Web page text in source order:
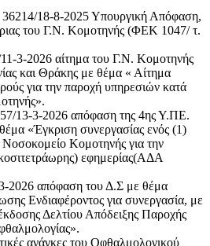
36214/18-8-2025 Υπουργική Απόφαση,
του Γ.Ν. Κομοτηνής (ΦΕΚ 1047/ τ.
3-2026 αίτημα του Γ.Ν. Κομοτηνής
και Θράκης με θέμα « Αίτημα
για την παροχή υπηρεσιών κατά
13-3-2026 απόφαση της 4ης Υ.ΠΕ.
«Έγκριση συνεργασίας ενός (1)
Νοσοκομείο Κομοτηνής για την
εφημερίας(ΑΔΑ
2026 απόφαση του Δ.Σ με θέμα
Ενδιαφέροντος για συνεργασία, με
Δελτίου Απόδειξης Παροχής
ανάγκες του Οφθαλμολογικού